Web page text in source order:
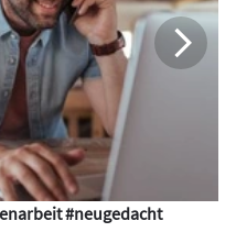
#neugedacht